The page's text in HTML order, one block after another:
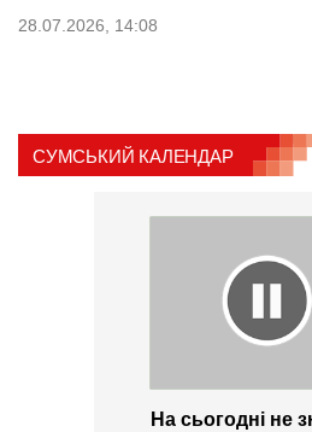
28.07.2026, 14:08
СУМСЬКИЙ КАЛЕНДАР
На сьогодні не